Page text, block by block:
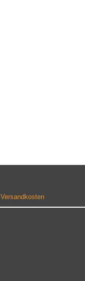
Versandkosten